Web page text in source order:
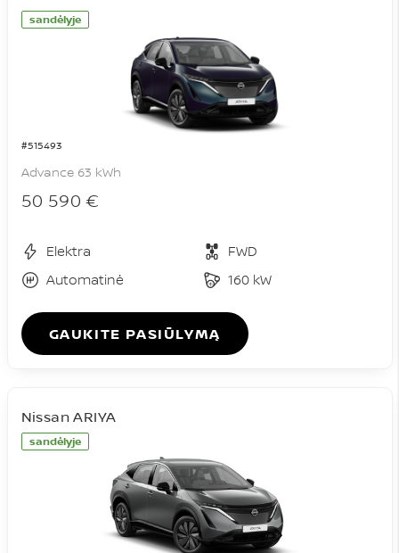
sandėlyje
#515493
Advance 63 kWh
50 590 €
Elektra
FWD
Automatinė
160 kW
GAUKITE PASIŪLYMĄ
sandėlyje
Nissan ARIYA